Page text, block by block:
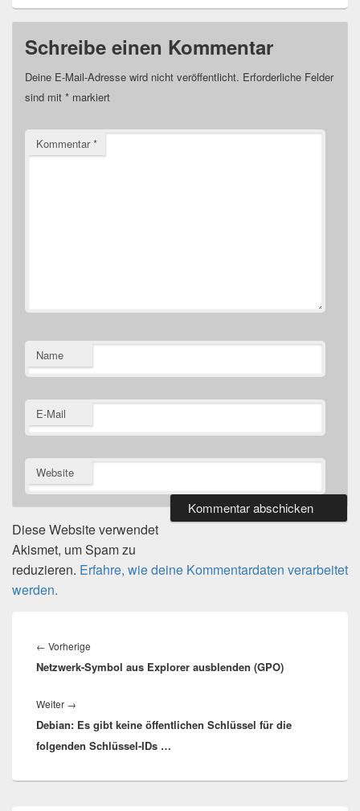
Schreibe einen Kommentar
Deine E-Mail-Adresse wird nicht veröffentlicht. Erforderliche Felder
sind mit * markiert
Kommentar*
Name
E-Mail
Website
Diese Website verwendet
Akismet, um Spam zu
reduzieren. Erfahre, wie deine Kommentardaten verarbeitet
werden.
← Vorherige
Beitrag:
Netzwerk-Symbol aus Explorer ausblenden (GPO)
Weiter →
Beitrag:
Debian: Es gibt keine öffentlichen Schlüssel für die
folgenden Schlüssel-IDs …